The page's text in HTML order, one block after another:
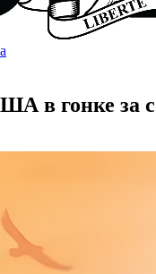
в гонке за